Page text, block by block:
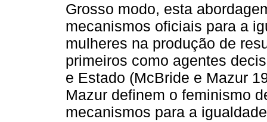
Grosso modo, esta
mecanismos oficiais para a
mulheres na produção de
primeiros como agentes
e Estado (McBride e Mazur
Mazur definem o feminismo
mecanismos para a